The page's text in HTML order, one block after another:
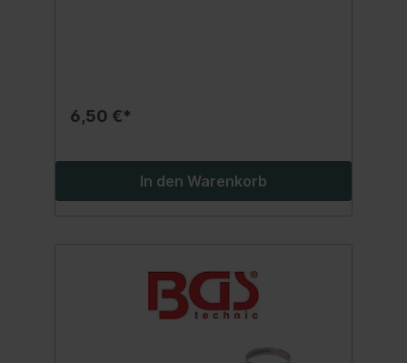
6,50 €*
In den Warenkorb